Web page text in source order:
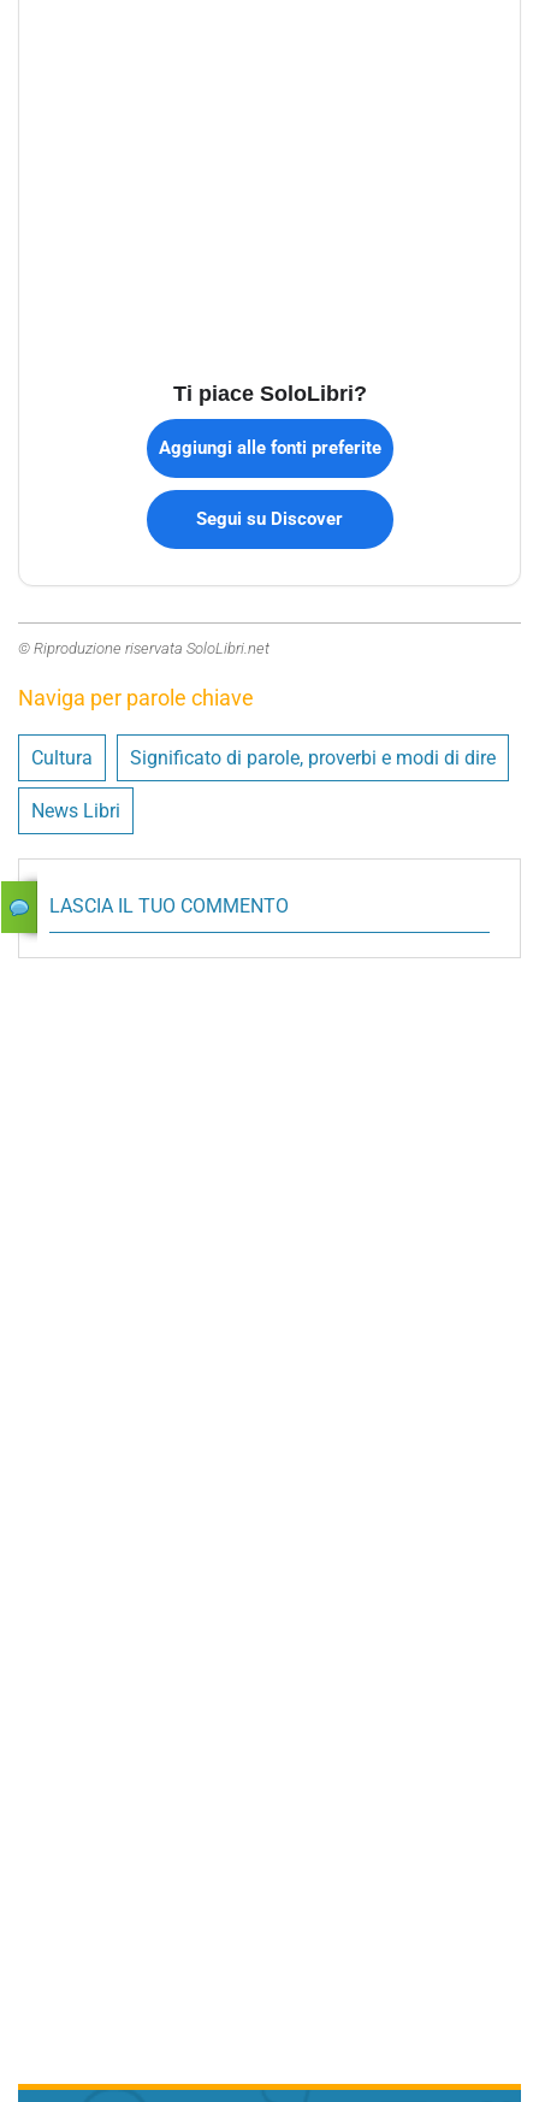
Ti piace SoloLibri?
Aggiungi alle fonti preferite
Segui su Discover
© Riproduzione riservata SoloLibri.net
Naviga per parole chiave
Cultura Significato di parole, proverbi e modi di dire
News Libri
LASCIA IL TUO COMMENTO